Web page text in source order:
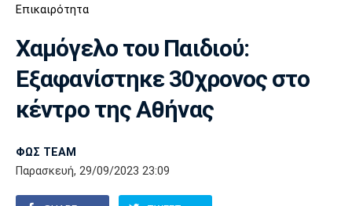
ΠΟΔΟΣΦΑΙΡΟ
ΒΟΛΕΪ
AUTO-MOTO PLUS
Ποδόσφαιρο
Super League 1
Super League 2
Γ Εθνική
Ελλάδα
Μπάσκετ
Ελλάδα
Εθνική
EuroLeague
Ολυμπιακοί Αγώνες
Βόλεϊ
Πόλο
Ολυμπιακός ΑΕΚ ΠΑΟΚ
Παναθηναϊκός Ατρόμητος
Επικαιρότητα
Χαμόγελο του Παιδιού:
Εξαφανίστηκε 30χρονος στο
κέντρο της Αθήνας
ΦΩΣ TEAM
Παρασκευή, 29/09/2023 23:09